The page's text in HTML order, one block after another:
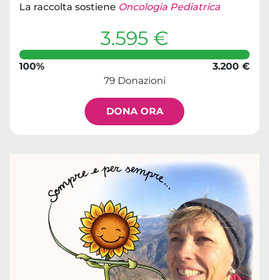
La raccolta sostiene Oncologia Pediatrica
3.595 €
100%
3.200 €
79 Donazioni
DONA ORA